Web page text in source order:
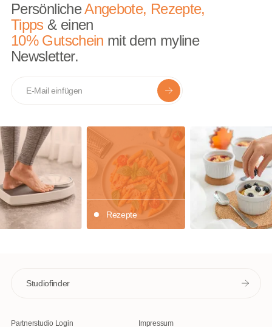
PersönlicheAngebote, Rezepte,
Tipps & einen
10% Gutschein mit dem myline
Newsletter.
Rezepte
Studiofinder
Partnerstudio Login Impressum